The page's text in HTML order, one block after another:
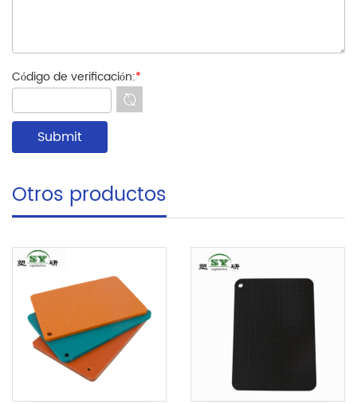
Código de verificación:*
Otros productos